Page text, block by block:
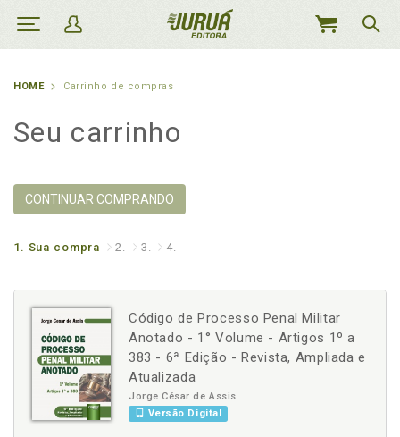
MEU
HOME Carrinho de compras
Seu carrinho
CONTINUAR COMPRANDO
1. Sua compra 2. 3. 4.
Código de Processo Penal Militar
Anotado - 1° Volume - Artigos 1º a
383 - 6ª Edição - Revista, Ampliada e
Atualizada
Jorge César de Assis
Versão Digital